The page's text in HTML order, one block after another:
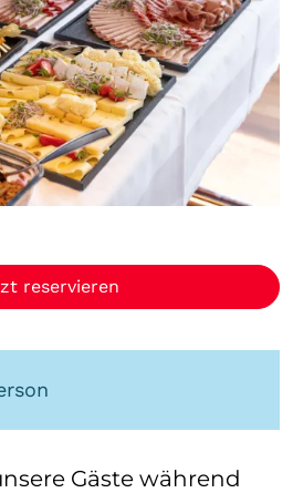
reservieren
Gäste während